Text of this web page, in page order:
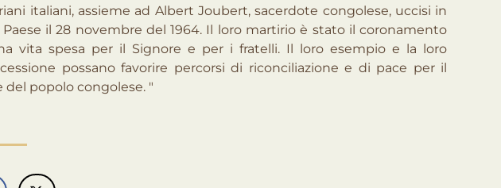
italiani, assieme ad Albert Joubert, sacerdote congolese, uccisi in
il 28 novembre del 1964. Il loro martirio è stato il coronamento
vita spesa per il Signore e per i fratelli. Il loro esempio e la loro
possano favorire percorsi di riconciliazione e di pace per il
del popolo congolese. "